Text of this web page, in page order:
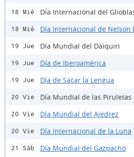
18 Mié Día Internacional del
18 Mié Día Internacional de Nelson
19 Jue Día Mundial del Daiquiri
19 Jue Día de Iberoamérica
19 Jue Día de Sacar la Lengua
20 Vie Día Mundial de las Piruletas
20 Vie Día Mundial del Ajedrez
20 Vie Día Internacional de la Luna
21 Sáb Día Mundial del Gazpacho